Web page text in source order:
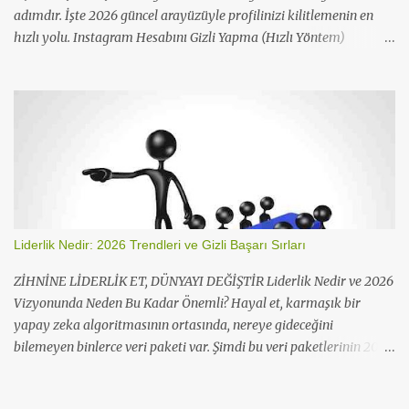
Hareket...
adımdır. İşte 2026 güncel arayüzüyle profilinizi kilitlemenin en
hızlı yolu. Instagram Hesabını Gizli Yapma (Hızlı Yöntem)
Kullanıcıların büyük çoğunluğu bu işlemi uygulama üzerinden
tamamlamaktadır. İşte 30 saniyede hesap gizleme: Instagram
uygulamasını açın ve sağ alt köşedeki Profil fotoğrafınıza
dokunun. Sağ üstteki Üç Çizgi (Menü ) ikonuna tıklayarak Ayarlar
ve Gizlilik sekmesine girin. " İçeriklerini kimler görebilir" başlığı
altında bulunan Hesap Gizliliğ i seçeneğine dokunun. Gizli Hesap
butonunu sağa kaydırarak aktif hale getirin. Ekranda çıkan onay
penceresinde Gizli Hesaba Geç butonuna basarak ...
Liderlik Nedir: 2026 Trendleri ve Gizli Başarı Sırları
ZİHNİNE LİDERLİK ET, DÜNYAYI DEĞİŞTİR Liderlik Nedir ve 2026
Vizyonunda Neden Bu Kadar Önemli? Hayal et, karmaşık bir
yapay zeka algoritmasının ortasında, nereye gideceğini
bilemeyen binlerce veri paketi var. Şimdi bu veri paketlerinin 2026